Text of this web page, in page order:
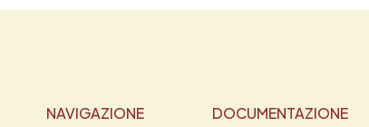
NAVIGAZIONE
DOCUMENTAZIONE